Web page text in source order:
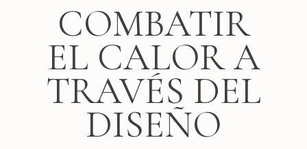
COMBATIR
EL CALOR A
TRAVÉS DEL
DISEÑO